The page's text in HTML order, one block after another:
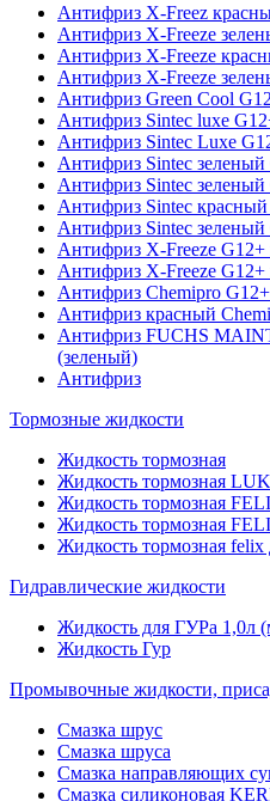
Антифриз X-Freez
Антифриз X-Freeze
Антифриз X-Freeze
Антифриз X-Freeze
Антифриз Green Cool
Антифриз Sintec luxe
Антифриз Sintec Luxe
Антифриз Sintec зеленый
Антифриз Sintec зеленый
Антифриз Sintec красный
Антифриз Sintec зеленый
Антифриз X-Freeze G12+
Антифриз X-Freeze G12+
Антифриз Chemipro
Антифриз красный
Антифриз FUCHS
(зеленый)
Антифриз
Тормозные жидкости
Жидкость тормозная
Жидкость тормозная
Жидкость тормозная
Жидкость тормозная
Жидкость тормозная felix
Гидравлические жидкости
Жидкость для ГУРа 1,0л
Жидкость Гур
Промывочные жидкости,
Смазка шрус
Смазка шруса
Смазка направляющих
Смазка силиконовая